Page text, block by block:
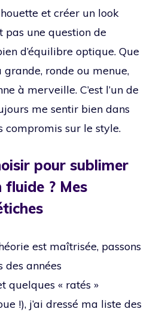
et créer un look
pas une question de
d’équilibre optique. Que
ronde ou menue,
à merveille. C’est l’un de
me sentir bien dans
compromis sur le style.
pour sublimer
? Mes
est maîtrisée, passons
années
quelques « ratés »
!), j’ai dressé ma liste des